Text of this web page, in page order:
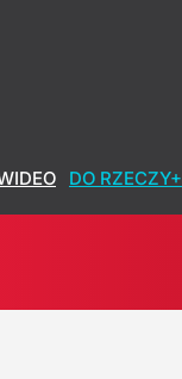
DO RZECZY+